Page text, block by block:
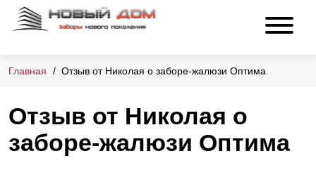
Главная Отзыв от Николая о заборе-жалюзи Оптима
Отзыв от Николая о
заборе-жалюзи Оптима